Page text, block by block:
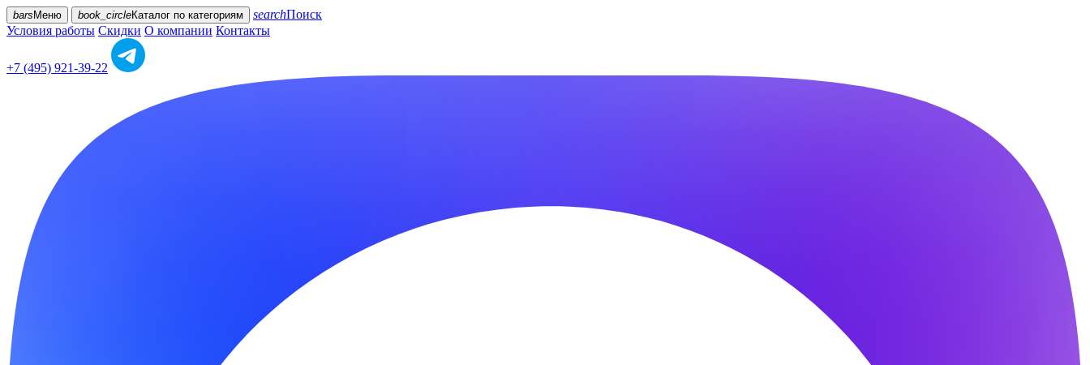
bars Меню book_circleКаталог по категориям searchПоиск
Условия работы Скидки О компании Контакты
+7 (495) 921-39-22